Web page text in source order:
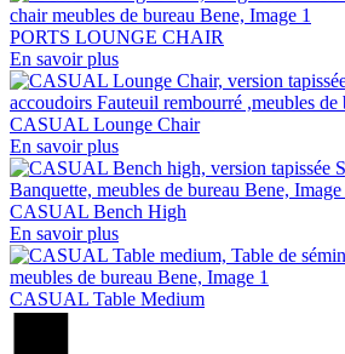
PORTS LOUNGE CHAIR
En savoir plus
CASUAL Lounge Chair
En savoir plus
CASUAL Bench High
En savoir plus
CASUAL Table Medium